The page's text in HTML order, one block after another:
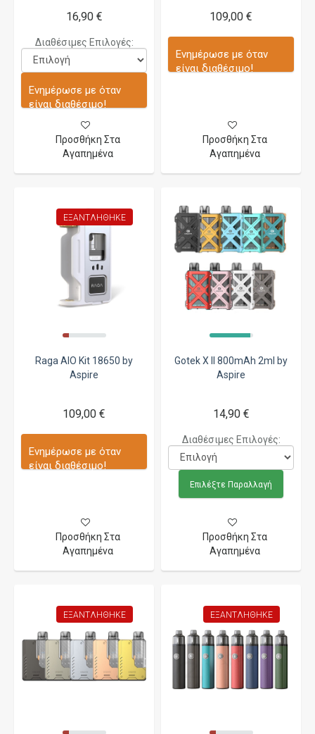
16,90 €
Διαθέσιμες Επιλογές:
Ενημέρωσε με όταν
είναι διαθέσιμο!
Προσθήκη Στα
Αγαπημένα
109,00 €
Ενημέρωσε με όταν
είναι διαθέσιμο!
Προσθήκη Στα
Αγαπημένα
ΕΞΑΝΤΛΉΘΗΚΕ
Raga AIO Kit 18650 by
Aspire
109,00 €
Ενημέρωσε με όταν
είναι διαθέσιμο!
Προσθήκη Στα
Αγαπημένα
Gotek X II 800mAh 2ml by
Aspire
14,90 €
Διαθέσιμες Επιλογές:
Επιλέξτε Παραλλαγή
Προσθήκη Στα
Αγαπημένα
ΕΞΑΝΤΛΉΘΗΚΕ ΕΞΑΝΤΛΉΘΗΚΕ